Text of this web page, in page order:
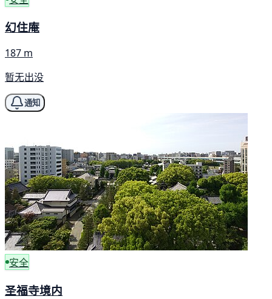
幻住庵
187 m
暂无出没
通知
安全
圣福寺境内